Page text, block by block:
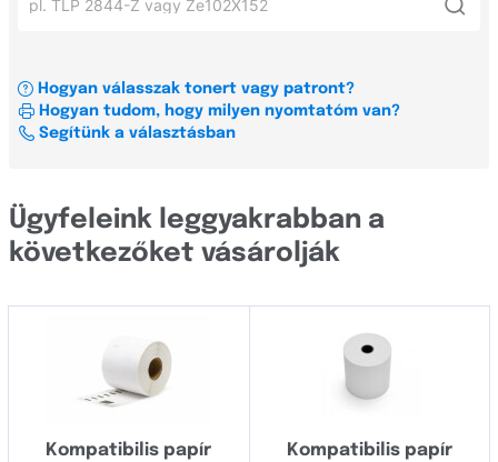
Xerox
Címkenyomtató és szalag konfigurátor
Minden gyártó
Brother
Develop
Dymo
T
DA
GK
GX
Zebra ZD421
Zebra DA402
Zebra LP2844-Z
Hogyan válasszak tonert vagy patront?
Hogyan tudom, hogy milyen nyomtatóm van?
Segítünk a választásban
Ügyfeleink leggyakrabban a
következőket vásárolják
Kompatibilis papír
Kompatibilis papír